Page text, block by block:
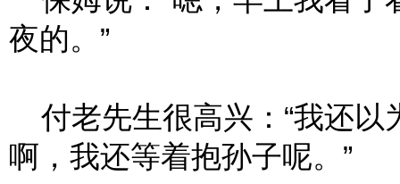
夜的。”
付老先生很高兴：“我还以
啊，我还等着抱孙子呢。”